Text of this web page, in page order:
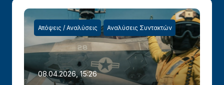
Απόψεις / Αναλύσεις Αναλύσεις Συντακτών
08.04.2026, 15:26